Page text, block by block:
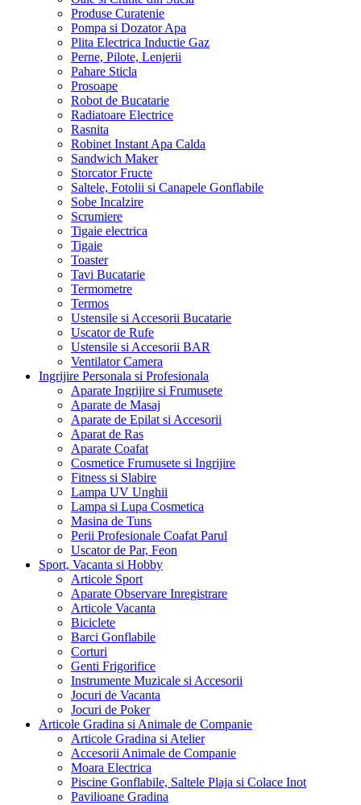
Produse Curatenie
Pompa si Dozator Apa
Plita Electrica Inductie Gaz
Perne, Pilote, Lenjerii
Pahare Sticla
Prosoape
Robot de Bucatarie
Radiatoare Electrice
Rasnita
Robinet Instant Apa Calda
Sandwich Maker
Storcator Fructe
Saltele, Fotolii si Canapele Gonflabile
Sobe Incalzire
Scrumiere
Tigaie electrica
Tigaie
Toaster
Tavi Bucatarie
Termometre
Termos
Ustensile si Accesorii Bucatarie
Uscator de Rufe
Ustensile si Accesorii BAR
Ventilator Camera
Ingrijire Personala si Profesionala
Aparate Ingrijire si Frumusete
Aparate de Masaj
Aparate de Epilat si Accesorii
Aparat de Ras
Aparate Coafat
Cosmetice Frumusete si Ingrijire
Fitness si Slabire
Lampa UV Unghii
Lampa si Lupa Cosmetica
Masina de Tuns
Perii Profesionale Coafat Parul
Uscator de Par, Feon
Sport, Vacanta si Hobby
Articole Sport
Aparate Observare Inregistrare
Articole Vacanta
Biciclete
Barci Gonflabile
Corturi
Genti Frigorifice
Instrumente Muzicale si Accesorii
Jocuri de Vacanta
Jocuri de Poker
Articole Gradina si Animale de Companie
Articole Gradina si Atelier
Accesorii Animale de Companie
Moara Electrica
Piscine Gonflabile, Saltele Plaja si Colace Inot
Pavilioane Gradina